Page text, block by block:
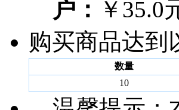
户： ￥35.0
购买商品达到
数量
10